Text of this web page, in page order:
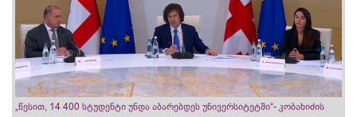
„წესით, 14 400 სტუდენტი უნდა აბარებდეს უნივერსიტეტში“- კობახიძის